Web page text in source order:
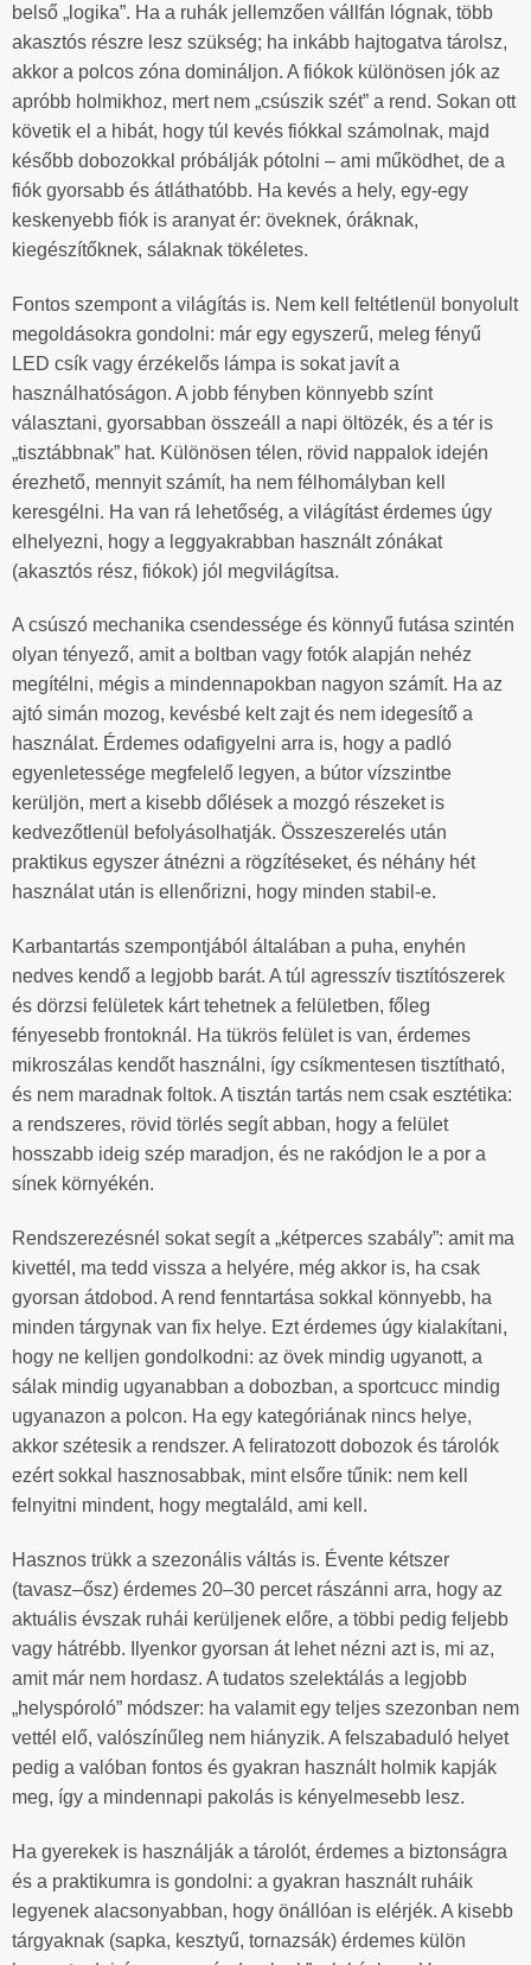
belső „logika”. Ha a ruhák jellemzően vállfán lógnak, több
akasztós részre lesz szükség; ha inkább hajtogatva tárolsz,
akkor a polcos zóna domináljon. A fiókok különösen jók az
apróbb holmikhoz, mert nem „csúszik szét” a rend. Sokan ott
követik el a hibát, hogy túl kevés fiókkal számolnak, majd
később dobozokkal próbálják pótolni – ami működhet, de a
fiók gyorsabb és átláthatóbb. Ha kevés a hely, egy-egy
keskenyebb fiók is aranyat ér: öveknek, óráknak,
kiegészítőknek, sálaknak tökéletes.
Fontos szempont a világítás is. Nem kell feltétlenül bonyolult
megoldásokra gondolni: már egy egyszerű, meleg fényű
LED csík vagy érzékelős lámpa is sokat javít a
használhatóságon. A jobb fényben könnyebb színt
választani, gyorsabban összeáll a napi öltözék, és a tér is
„tisztábbnak” hat. Különösen télen, rövid nappalok idején
érezhető, mennyit számít, ha nem félhomályban kell
keresgélni. Ha van rá lehetőség, a világítást érdemes úgy
elhelyezni, hogy a leggyakrabban használt zónákat
(akasztós rész, fiókok) jól megvilágítsa.
A csúszó mechanika csendessége és könnyű futása szintén
olyan tényező, amit a boltban vagy fotók alapján nehéz
megítélni, mégis a mindennapokban nagyon számít. Ha az
ajtó simán mozog, kevésbé kelt zajt és nem idegesítő a
használat. Érdemes odafigyelni arra is, hogy a padló
egyenletessége megfelelő legyen, a bútor vízszintbe
kerüljön, mert a kisebb dőlések a mozgó részeket is
kedvezőtlenül befolyásolhatják. Összeszerelés után
praktikus egyszer átnézni a rögzítéseket, és néhány hét
használat után is ellenőrizni, hogy minden stabil-e.
Karbantartás szempontjából általában a puha, enyhén
nedves kendő a legjobb barát. A túl agresszív tisztítószerek
és dörzsi felületek kárt tehetnek a felületben, főleg
fényesebb frontoknál. Ha tükrös felület is van, érdemes
mikroszálas kendőt használni, így csíkmentesen tisztítható,
és nem maradnak foltok. A tisztán tartás nem csak esztétika:
a rendszeres, rövid törlés segít abban, hogy a felület
hosszabb ideig szép maradjon, és ne rakódjon le a por a
sínek környékén.
Rendszerezésnél sokat segít a „kétperces szabály”: amit ma
kivettél, ma tedd vissza a helyére, még akkor is, ha csak
gyorsan átdobod. A rend fenntartása sokkal könnyebb, ha
minden tárgynak van fix helye. Ezt érdemes úgy kialakítani,
hogy ne kelljen gondolkodni: az övek mindig ugyanott, a
sálak mindig ugyanabban a dobozban, a sportcucc mindig
ugyanazon a polcon. Ha egy kategóriának nincs helye,
akkor szétesik a rendszer. A feliratozott dobozok és tárolók
ezért sokkal hasznosabbak, mint elsőre tűnik: nem kell
felnyitni mindent, hogy megtaláld, ami kell.
Hasznos trükk a szezonális váltás is. Évente kétszer
(tavasz–ősz) érdemes 20–30 percet rászánni arra, hogy az
aktuális évszak ruhái kerüljenek előre, a többi pedig feljebb
vagy hátrébb. Ilyenkor gyorsan át lehet nézni azt is, mi az,
amit már nem hordasz. A tudatos szelektálás a legjobb
„helyspóroló” módszer: ha valamit egy teljes szezonban nem
vettél elő, valószínűleg nem hiányzik. A felszabaduló helyet
pedig a valóban fontos és gyakran használt holmik kapják
meg, így a mindennapi pakolás is kényelmesebb lesz.
Ha gyerekek is használják a tárolót, érdemes a biztonságra
és a praktikumra is gondolni: a gyakran használt ruháik
legyenek alacsonyabban, hogy önállóan is elérjék. A kisebb
tárgyaknak (sapka, kesztyű, tornazsák) érdemes külön